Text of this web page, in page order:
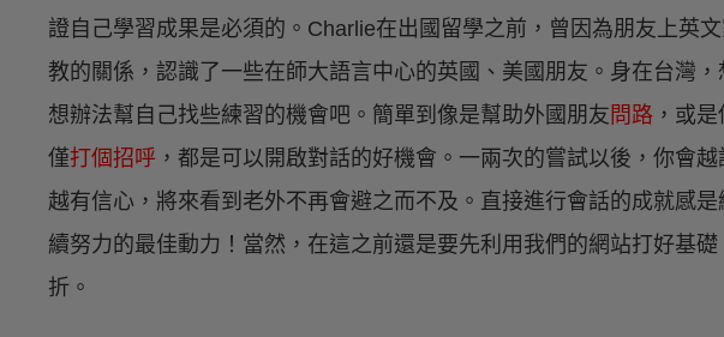
證自己學習成果是必須的。Charlie在出國留學之前，曾因為朋友上英
教的關係，認識了一些在師大語言中心的英國、美國朋友。身在台灣，
想辦法幫自己找些練習的機會吧。簡單到像是幫助外國朋友 問路 ，或是
僅打個招呼 ，都是可以開啟對話的好機會。一兩次的嘗試以後，你會越
越有信心，將來看到老外不再會避之而不及。直接進行會話的成就感是
續努力的最佳動力！當然，在這之前還是要先利用我們的網站打好基
折。